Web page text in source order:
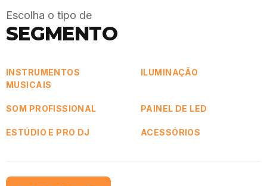
Escolha o tipo de
SEGMENTO
INSTRUMENTOS
MUSICAIS
ILUMINAÇÃO
SOM PROFISSIONAL PAINEL DE LED
ESTÚDIO E PRO DJ ACESSÓRIOS